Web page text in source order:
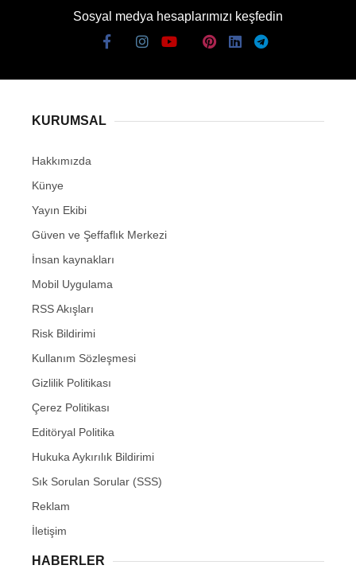
Sosyal medya hesaplarımızı keşfedin
KURUMSAL
Hakkımızda
Künye
Yayın Ekibi
Güven ve Şeffaflık Merkezi
İnsan kaynakları
Mobil Uygulama
RSS Akışları
Risk Bildirimi
Kullanım Sözleşmesi
Gizlilik Politikası
Çerez Politikası
Editöryal Politika
Hukuka Aykırılık Bildirimi
Sık Sorulan Sorular (SSS)
Reklam
İletişim
HABERLER